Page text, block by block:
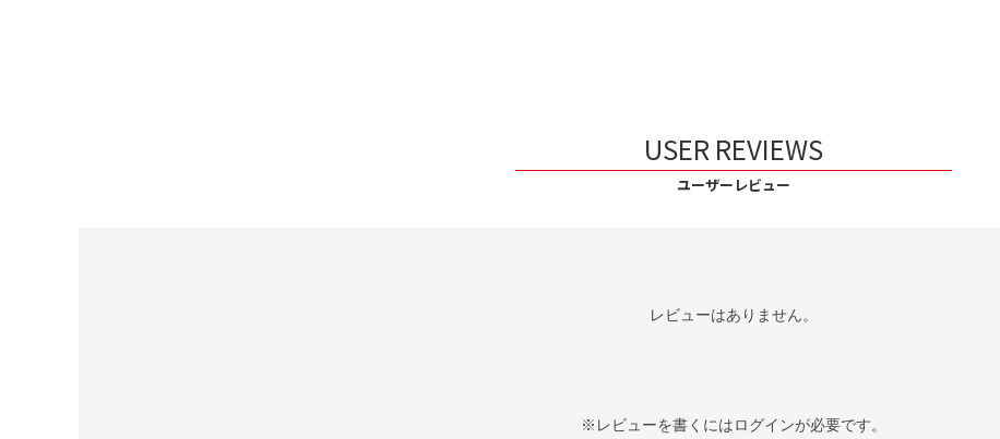
USER REVIEWS
ユーザーレビュー
レビューはありません。
※レビューを書くにはログインが必要です。